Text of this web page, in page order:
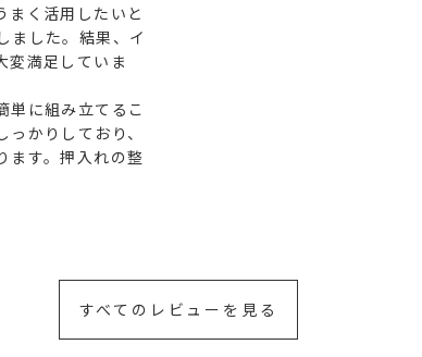
まく活用したいと
ました。結果、イ
変満足していま
単に組み立てるこ
かりしており、
ます。押入れの整
すべてのレビューを見る